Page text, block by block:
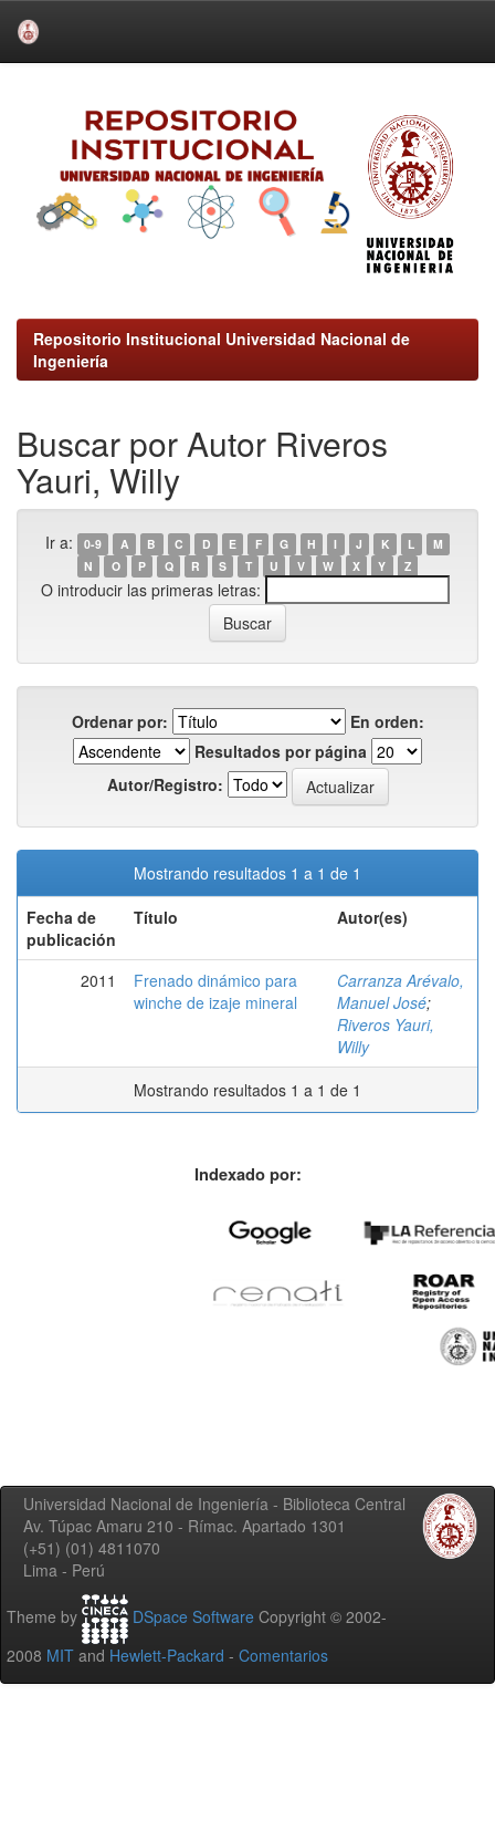
Repositorio Institucional Universidad Nacional de
Ingeniería
Buscar por Autor Riveros
Yauri, Willy
Ir a: 0-9 A B C D E F G H I J K L
M
N
O P Q R S T U V W X Y Z
O introducir las primeras letras:
Ordenar por:
En orden:
Resultados por página
Autor/Registro:
Mostrando resultados 1 a 1 de 1
Fecha de
publicación
Título Autor(es)
2011
Frenado dinámico para
winche de izaje mineral
Carranza Arévalo,
Manuel José;
Riveros Yauri,
Willy
Mostrando resultados 1 a 1 de 1
Indexado por:
Universidad Nacional de Ingeniería - Biblioteca Central
Av. Túpac Amaru 210 - Rímac. Apartado 1301
(+51) (01) 4811070
Lima - Perú
Theme by DSpace Software Copyright © 2002-
2008 MIT and Hewlett-Packard - Comentarios